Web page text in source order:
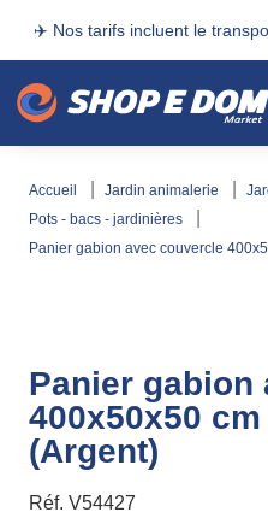
✈️ Nos tarifs incluent le
accueil jardin animalerie
pots - bacs - jardinières
panier gabion avec couvercle
Panier gabion
400x50x50
(Argent)
Réf. V54427